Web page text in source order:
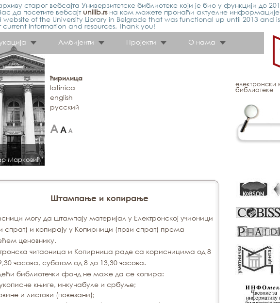
старог вебсајта Универзитетске библиотеке који је био у функцији до
да посетите вебсајт unilib.rsна ком можете пронаћи актуелне информације
website of the University Library in Belgrade that was functional up until 2013 and
information and resources. Thank you!
Амбијенти Пројекти О нама
Марковић"
ћирилица
latinica
english
русский
електронски
библиотеке
Штампање и копирање
могу да штампају материјал у Електронској учионици
спрат) и копирају у Копирници (први спрат) према
ценовнику.
читаоница и Копирница раде са корисницима од 8
часова, суботом од 8 до 13,30 часова.
библиотечки фонд не може да се копира:
књиге, инкунабуле и србуље;
и листови (повезани);